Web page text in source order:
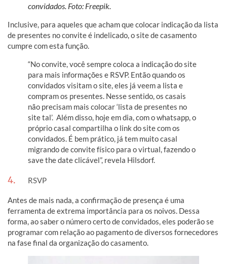
convidados. Foto: Freepik.
Inclusive, para aqueles que acham que colocar indicação da lista
de presentes no convite é indelicado, o site de casamento
cumpre com esta função.
“No convite, você sempre coloca a indicação do site
para mais informações e RSVP. Então quando os
convidados visitam o site, eles já veem a lista e
compram os presentes. Nesse sentido, os casais
não precisam mais colocar ‘lista de presentes no
site tal’. Além disso, hoje em dia, com o whatsapp, o
próprio casal compartilha o link do site com os
convidados. É bem prático, já tem muito casal
migrando de convite físico para o virtual, fazendo o
save the date clicável”, revela Hilsdorf.
4. RSVP
Antes de mais nada, a confirmação de presença é uma
ferramenta de extrema importância para os noivos. Dessa
forma, ao saber o número certo de convidados, eles poderão se
programar com relação ao pagamento de diversos fornecedores
na fase final da organização do casamento.